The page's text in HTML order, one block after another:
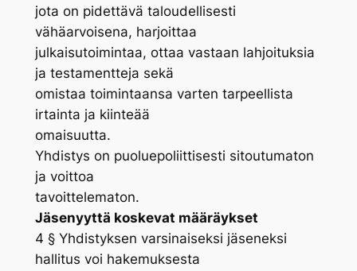
jota on pidettävä taloudellisesti
vähäarvoisena, harjoittaa
julkaisutoimintaa, ottaa vastaan lahjoituksia
ja testamentteja sekä
omistaa toimintaansa varten tarpeellista
irtainta ja kiinteää
omaisuutta.
Yhdistys on puoluepoliittisesti sitoutumaton
ja voittoa
tavoittelematon.
Jäsenyyttä koskevat määräykset
4 § Yhdistyksen varsinaiseksi jäseneksi
hallitus voi hakemuksesta